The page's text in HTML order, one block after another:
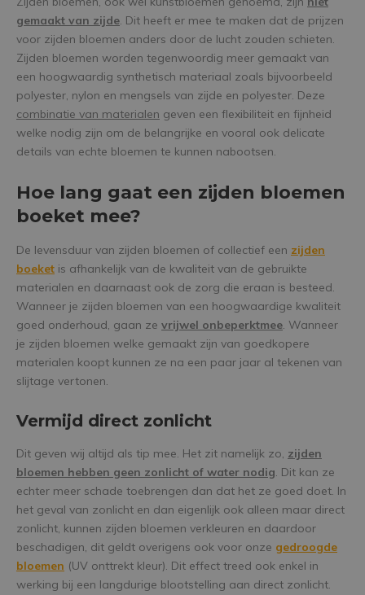
gemaakt van zijde. Dit heeft er mee te maken dat de prijzen
voor zijden bloemen anders door de lucht zouden schieten.
Zijden bloemen worden tegenwoordig meer gemaakt van
een hoogwaardig synthetisch materiaal zoals bijvoorbeeld
polyester, nylon en mengsels van zijde en polyester. Deze
combinatie van materialen geven een flexibiliteit en fijnheid
welke nodig zijn om de belangrijke en vooral ook delicate
details van echte bloemen te kunnen nabootsen.
Hoe lang gaat een zijden bloemen
boeket mee?
De levensduur van zijden bloemen of collectief een zijden
boeket is afhankelijk van de kwaliteit van de gebruikte
materialen en daarnaast ook de zorg die eraan is besteed.
Wanneer je zijden bloemen van een hoogwaardige kwaliteit
goed onderhoud, gaan ze vrijwel onbeperktmee. Wanneer
je zijden bloemen welke gemaakt zijn van goedkopere
materialen koopt kunnen ze na een paar jaar al tekenen van
slijtage vertonen.
Vermijd direct zonlicht
Dit geven wij altijd als tip mee. Het zit namelijk zo, zijden
bloemen hebben geen zonlicht of water nodig. Dit kan ze
echter meer schade toebrengen dan dat het ze goed doet. In
het geval van zonlicht en dan eigenlijk ook alleen maar direct
zonlicht, kunnen zijden bloemen verkleuren en daardoor
beschadigen, dit geldt overigens ook voor onze gedroogde
bloemen (UV onttrekt kleur). Dit effect treed ook enkel in
werking bij een langdurige blootstelling aan direct zonlicht.